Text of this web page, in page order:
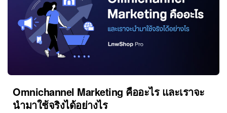
Omnichannel Marketing คืออะไร และเราจะ
นำมาใช้จริงได้อย่างไร